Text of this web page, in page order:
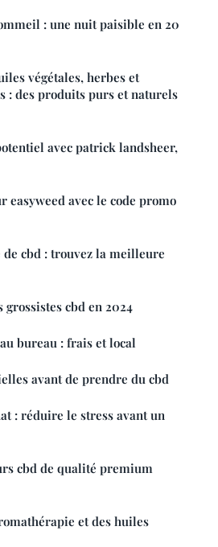
: une nuit paisible en 20
végétales, herbes et
: des produits purs et naturels
avec patrick landsheer,
easyweed avec le code promo
cbd : trouvez la meilleure
cbd en 2024
bureau : frais et local
avant de prendre du cbd
: réduire le stress avant un
cbd de qualité premium
et des huiles